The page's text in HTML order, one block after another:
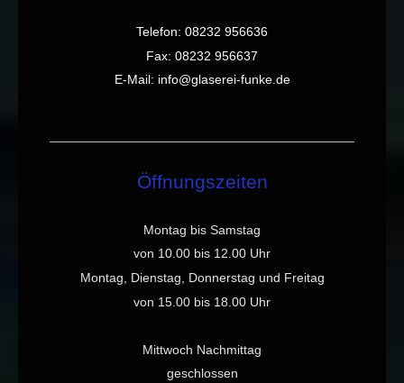
Telefon: 08232 956636
Fax: 08232 956637
E-Mail: info@glaserei-funke.de
Öffnungszeiten
Montag bis Samstag
von 10.00 bis 12.00 Uhr
Montag, Dienstag, Donnerstag und Freitag
von 15.00 bis 18.00 Uhr
Mittwoch Nachmittag
geschlossen